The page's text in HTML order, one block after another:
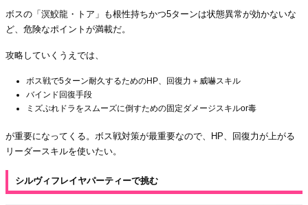
ボスの「溟鮫龍・トア」も根性持ちかつ5ターンは状態異常が効かないな
ど、危険なポイントが満載だ。
攻略していくうえでは、
ボス戦で5ターン耐久するためのHP、回復力＋威嚇スキル
バインド回復手段
ミズぷれドラをスムーズに倒すための固定ダメージスキルor毒
が重要になってくる。ボス戦対策が最重要なので、HP、回復力が上がる
リーダースキルを使いたい。
シルヴィフレイヤパーティーで挑む